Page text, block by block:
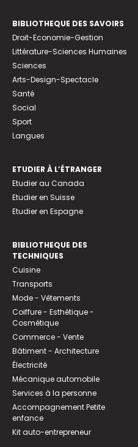
BIBLIOTHEQUE DES SAVOIRS
Droit-Economie-Gestion
Littérature-Sciences Humaines
Sciences
Arts-Design-Spectacle
Santé
Social
Sport
Langues
ETUDIER À L’ÉTRANGER
Etudier au Canada
Etudier en Suisse
Etudier en Espagne
BIBLIOTHEQUE DES
TECHNIQUES
Cuisine
Transports
Mode - Vêtements
Coiffure - Esthétique -
Cosmétique
Commerce - Vente
Bâtiment - Architecture
Électricité
Mécanique automobile
Services à la personne
Accompagnement Petite
enfance
Kit auto-entrepreneur